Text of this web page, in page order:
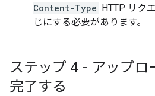
Content-Type HTTP リク
じにする必要があります。
ステップ 4 - アップロ
完了する